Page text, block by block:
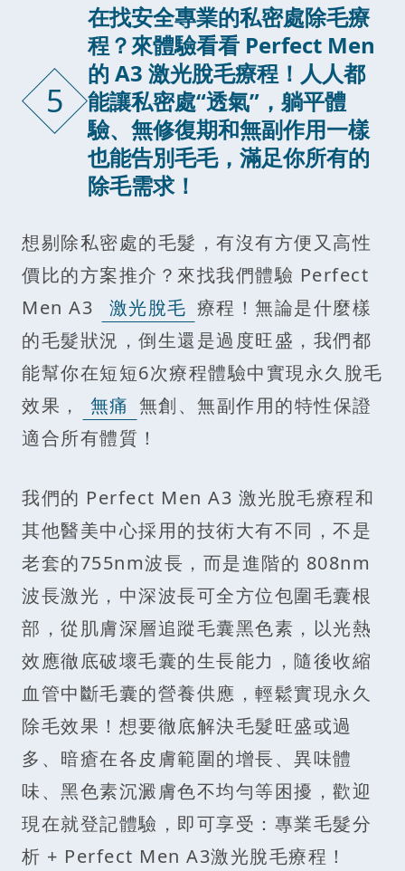
5
在找安全專業的私密處除毛療
程？來體驗看看 Perfect Men
的 A3 激光脫毛療程！人人都
能讓私密處“透氣”，躺平體
驗、無修復期和無副作用一樣
也能告別毛毛，滿足你所有的
除毛需求！
想剔除私密處的毛髮，有沒有方便又高性
價比的方案推介？來找我們體驗 Perfect
Men A3
激光脫毛 療程！無論是什麼樣
的毛髮狀況，倒生還是過度旺盛，我們都
能幫你在短短6次療程體驗中實現永久脫毛
效果，
無痛 無創、無副作用的特性保證
適合所有體質！
我們的 Perfect Men A3 激光脫毛療程和
其他醫美中心採用的技術大有不同，不是
老套的755nm波長，而是進階的 808nm
波長激光，中深波長可全方位包圍毛囊根
部，從肌膚深層追蹤毛囊黑色素，以光熱
效應徹底破壞毛囊的生長能力，隨後收縮
血管中斷毛囊的營養供應，輕鬆實現永久
除毛效果！想要徹底解決毛髮旺盛或過
多、暗瘡在各皮膚範圍的增長、異味體
味、黑色素沉澱膚色不均勻等困擾，歡迎
現在就登記體驗，即可享受：專業毛髮分
析 + Perfect Men A3激光脫毛療程！